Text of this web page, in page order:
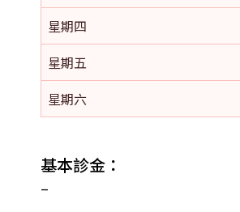
星期四
星期五
星期六
基本診金：
–